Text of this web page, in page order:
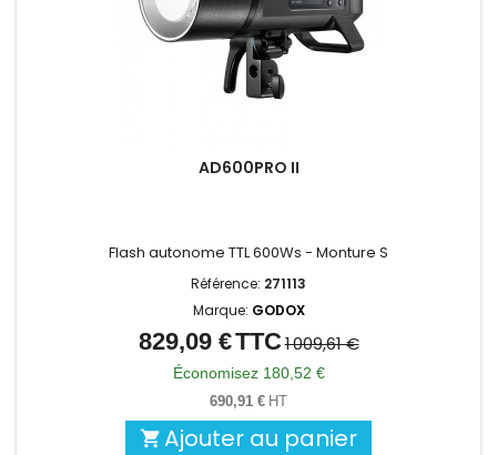
AD600PRO II
Flash autonome TTL 600Ws - Monture S
Référence: 271113
Marque: GODOX
Prix
Prix
de
base
829,09 €TTC1 009,61 €
Économisez 180,52 €
690,91 € HT
 Ajouter au panier